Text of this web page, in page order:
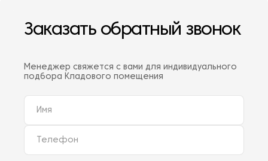
Заказать обратный звонок
Менеджер свяжется с вами для индивидуального
подбора Кладового помещения